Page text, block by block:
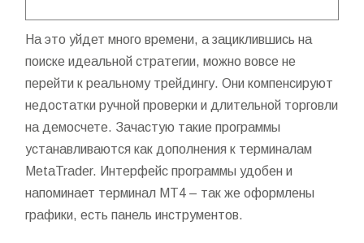
На это уйдет много времени, а зациклившись на
поиске идеальной стратегии, можно вовсе не
перейти к реальному трейдингу. Они компенсируют
недостатки ручной проверки и длительной торговли
на демосчете. Зачастую такие программы
устанавливаются как дополнения к терминалам
MetaTrader. Интерфейс программы удобен и
напоминает терминал МТ4 – так же оформлены
графики, есть панель инструментов.